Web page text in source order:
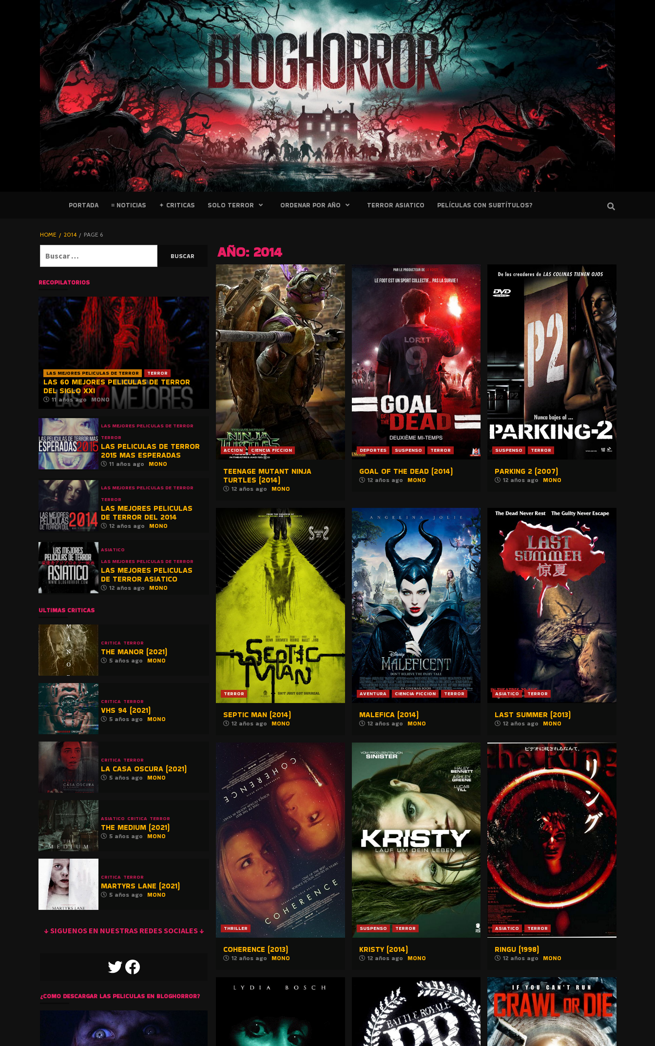
PELICULAS
BLOGHORROR
⋆
PORTADA ≡ NOTICIAS ✦ CRITICAS SOLO TERROR ORDENAR POR AÑO TERROR ASIATICO PELÍCULAS CON SUBTÍTULOS?
HOME 2014 PAGE 6
AÑO: 2014
ACCION CIENCIA FICCION
TEENAGE MUTANT NINJA
TURTLES (2014)
12 años ago MONO
DEPORTES SUSPENSO TERROR
GOAL OF THE DEAD (2014)
12 años ago MONO
SUSPENSO TERROR
PARKING 2 (2007)
12 años ago MONO
TERROR
SEPTIC MAN (2014)
12 años ago MONO
AVENTURA CIENCIA FICCION TERROR
MALEFICA (2014)
12 años ago MONO
ASIATICO TERROR
LAST SUMMER (2013)
12 años ago MONO
THRILLER
COHERENCE (2013)
12 años ago MONO
SUSPENSO TERROR
KRISTY (2014)
12 años ago MONO
ASIATICO TERROR
RINGU (1998)
12 años ago MONO
RECOPILATORIOS
LAS MEJORES PELICULAS DE TERROR TERROR
LAS 60 MEJORES PELICULAS DE TERROR
DEL SIGLO XXI
11 años ago MONO
LAS MEJORES PELICULAS DE TERROR
TERROR
LAS PELICULAS DE TERROR
2015 MAS ESPERADAS
11 años ago MONO
LAS MEJORES PELICULAS DE TERROR
TERROR
LAS MEJORES PELICULAS
DE TERROR DEL 2014
12 años ago MONO
ASIATICO
LAS MEJORES PELICULAS DE TERROR
LAS MEJORES PELICULAS
DE TERROR ASIATICO
12 años ago MONO
ULTIMAS CRITICAS
CRITICA TERROR
THE MANOR (2021)
5 años ago MONO
CRITICA TERROR
VHS 94 (2021)
5 años ago MONO
CRITICA TERROR
LA CASA OSCURA (2021)
5 años ago MONO
ASIATICO CRITICA TERROR
THE MEDIUM (2021)
5 años ago MONO
CRITICA TERROR
MARTYRS LANE (2021)
5 años ago MONO
↓ SIGUENOS EN NUESTRAS REDES SOCIALES ↓
TWITTERFACEBOOK
¿COMO DESCARGAR LAS PELICULAS EN BLOGHORROR?